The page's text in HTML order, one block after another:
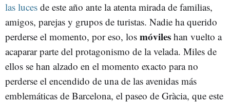
las luces de este año ante la atenta mirada de familias,
amigos, parejas y grupos de turistas. Nadie ha querido
perderse el momento, por eso, los móviles han vuelto a
acaparar parte del protagonismo de la velada. Miles de
ellos se han alzado en el momento exacto para no
perderse el encendido de una de las avenidas más
emblemáticas de Barcelona, el paseo de Gràcia, que este